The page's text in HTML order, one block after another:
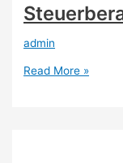
admin
Read More »